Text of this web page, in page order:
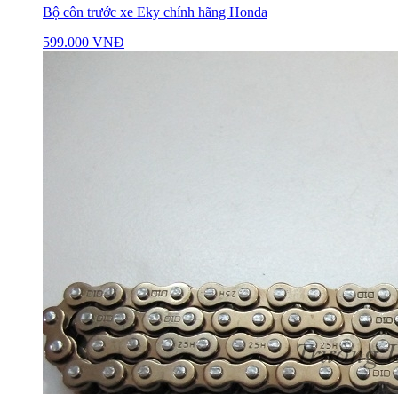
Bộ côn trước xe Eky chính hãng Honda
599.000 VNĐ